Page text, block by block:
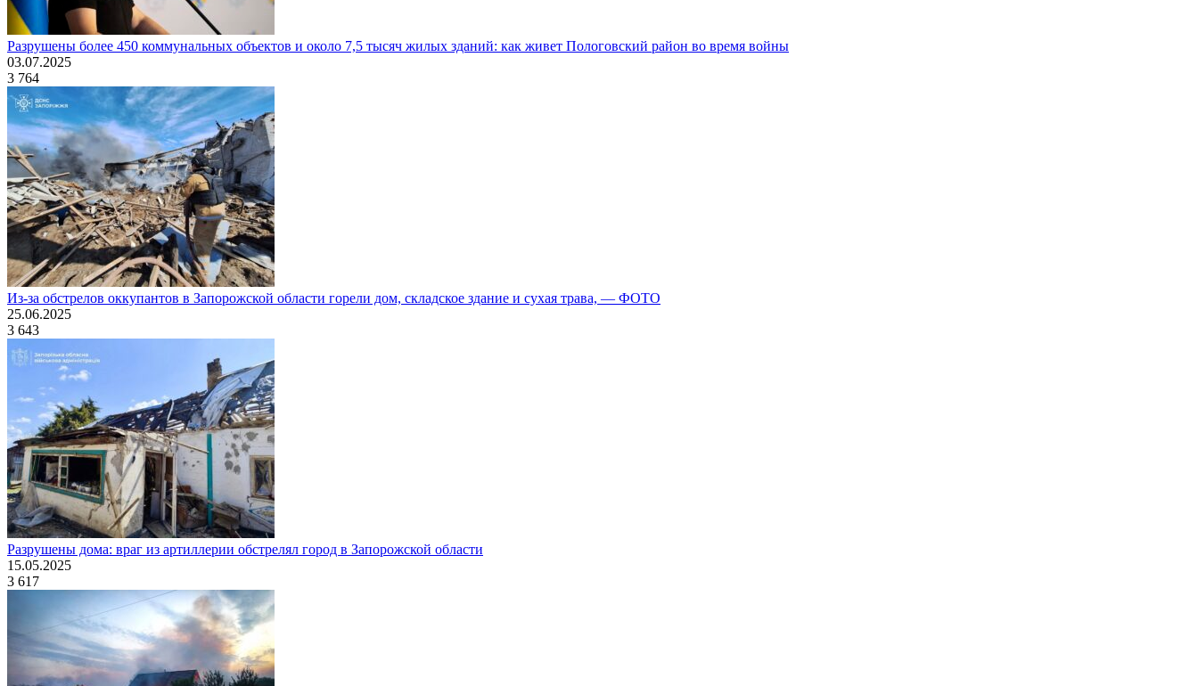
Разрушены более 450 коммунальных объектов и около 7,5 тысяч жилых зданий: как живет Пологовский район во время войны
03.07.2025
3 764
Из-за обстрелов оккупантов в Запорожской области горели дом, складское здание и сухая трава, — ФОТО
25.06.2025
3 643
Разрушены дома: враг из артиллерии обстрелял город в Запорожской области
15.05.2025
3 617